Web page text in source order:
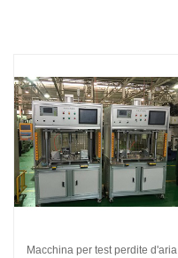
Macchina per test perdite d'aria